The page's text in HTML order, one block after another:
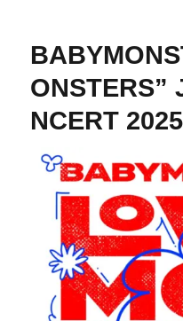
ONSTERS”
NCERT